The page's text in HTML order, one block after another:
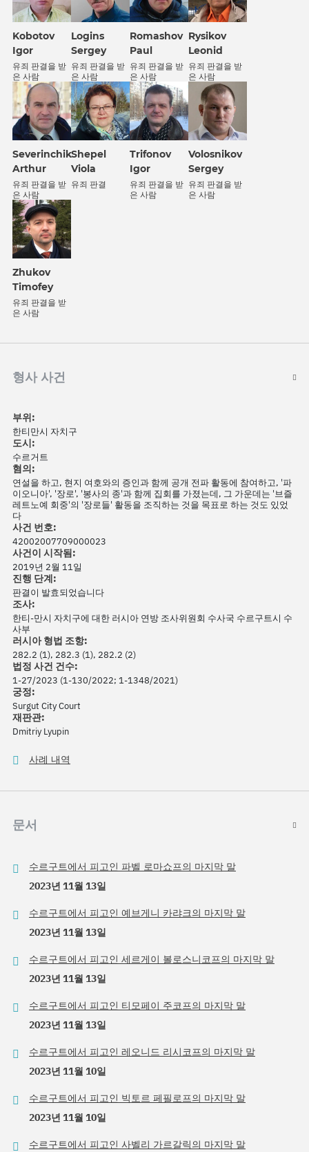
Kobotov
Igor
유죄 판결을 받
은 사람
Logins
Sergey
유죄 판결을 받
은 사람
Romashov
Paul
유죄 판결을 받
은 사람
Rysikov
Leonid
유죄 판결을 받
은 사람
Severinchik
Arthur
유죄 판결을 받
은 사람
Shepel
Viola
유죄 판결
Trifonov
Igor
유죄 판결을 받
은 사람
Volosnikov
Sergey
유죄 판결을 받
은 사람
Zhukov
Timofey
유죄 판결을 받
은 사람
형사 사건
부위:
한티만시 자치구
도시:
수르거트
혐의:
연설을 하고, 현지 여호와의 증인과 함께 공개 전파 활동에 참여하고, '파
이오니아', '장로', '봉사의 종'과 함께 집회를 가졌는데, 그 가운데는 '브즐
레트노예 회중'의 '장로들' 활동을 조직하는 것을 목표로 하는 것도 있었
다
사건 번호:
42002007709000023
사건이 시작됨:
2019년 2월 11일
진행 단계:
판결이 발효되었습니다
조사:
한티-만시 자치구에 대한 러시아 연방 조사위원회 수사국 수르구트시 수
사부
러시아 형법 조항:
282.2 (1), 282.3 (1), 282.2 (2)
법정 사건 건수:
1-27/2023 (1-130/2022; 1-1348/2021)
궁정:
Surgut City Court
재판관:
Dmitriy Lyupin
사례 내역
문서
수르구트에서 피고인 파벨 로마쇼프의 마지막 말
2023년 11월 13일
수르구트에서 피고인 예브게니 카랴크의 마지막 말
2023년 11월 13일
수르구트에서 피고인 세르게이 볼로스니코프의 마지막 말
2023년 11월 13일
수르구트에서 피고인 티모페이 주코프의 마지막 말
2023년 11월 13일
수르구트에서 피고인 레오니드 리시코프의 마지막 말
2023년 11월 10일
수르구트에서 피고인 빅토르 페필로프의 마지막 말
2023년 11월 10일
수르구트에서 피고인 사벨리 가르갈릭의 마지막 말